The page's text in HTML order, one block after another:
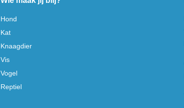
Hond
Kat
Knaagdier
Vis
Vogel
Reptiel